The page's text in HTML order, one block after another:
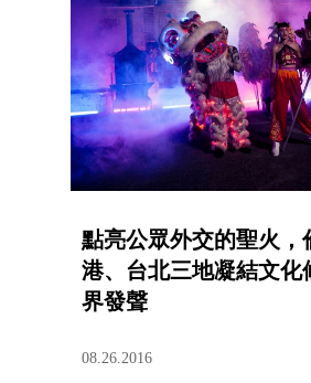
點亮公眾外交的聖火，
港、台北三地凝結文化
界發聲
08.26.2016